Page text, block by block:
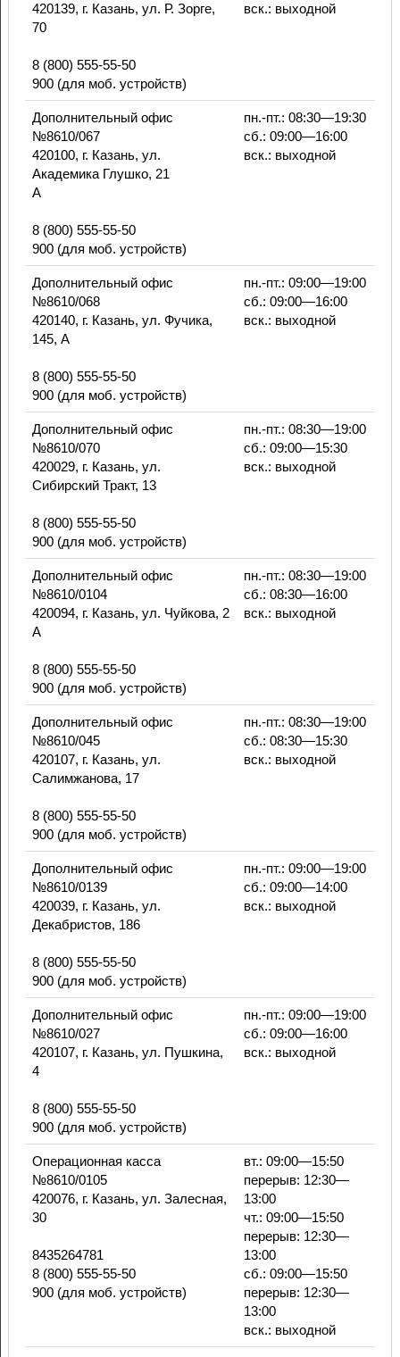
420139, г. Казань, ул. Р. Зорге,
70
8 (800) 555-55-50
900 (для моб. устройств)
вск.: выходной
Дополнительный офис
№8610/067
420100, г. Казань, ул.
Академика Глушко, 21
А
8 (800) 555-55-50
900 (для моб. устройств)
пн.-пт.: 08:30—19:30
сб.: 09:00—16:00
вск.: выходной
Дополнительный офис
№8610/068
420140, г. Казань, ул. Фучика,
145, А
8 (800) 555-55-50
900 (для моб. устройств)
пн.-пт.: 09:00—19:00
сб.: 09:00—16:00
вск.: выходной
Дополнительный офис
№8610/070
420029, г. Казань, ул.
Сибирский Тракт, 13
8 (800) 555-55-50
900 (для моб. устройств)
пн.-пт.: 08:30—19:00
сб.: 09:00—15:30
вск.: выходной
Дополнительный офис
№8610/0104
420094, г. Казань, ул. Чуйкова, 2
А
8 (800) 555-55-50
900 (для моб. устройств)
пн.-пт.: 08:30—19:00
сб.: 08:30—16:00
вск.: выходной
Дополнительный офис
№8610/045
420107, г. Казань, ул.
Салимжанова, 17
8 (800) 555-55-50
900 (для моб. устройств)
пн.-пт.: 08:30—19:00
сб.: 08:30—15:30
вск.: выходной
Дополнительный офис
№8610/0139
420039, г. Казань, ул.
Декабристов, 186
8 (800) 555-55-50
900 (для моб. устройств)
пн.-пт.: 09:00—19:00
сб.: 09:00—14:00
вск.: выходной
Дополнительный офис
№8610/027
420107, г. Казань, ул. Пушкина,
4
8 (800) 555-55-50
900 (для моб. устройств)
пн.-пт.: 09:00—19:00
сб.: 09:00—16:00
вск.: выходной
Операционная касса
№8610/0105
420076, г. Казань, ул. Залесная,
30
8435264781
8 (800) 555-55-50
900 (для моб. устройств)
вт.: 09:00—15:50
перерыв: 12:30—
13:00
чт.: 09:00—15:50
перерыв: 12:30—
13:00
сб.: 09:00—15:50
перерыв: 12:30—
13:00
вск.: выходной